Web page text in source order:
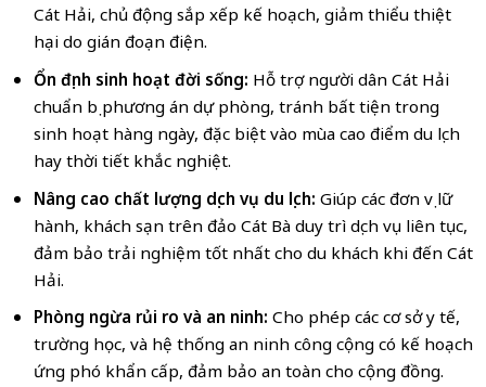
Cát Hải, chủ động sắp xếp kế hoạch, giảm thiểu thiệt
hại do gián đoạn điện.
Ổn định sinh hoạt đời sống: Hỗ trợ người dân Cát Hải
chuẩn bị phương án dự phòng, tránh bất tiện trong
sinh hoạt hàng ngày, đặc biệt vào mùa cao điểm du lịch
hay thời tiết khắc nghiệt.
Nâng cao chất lượng dịch vụ du lịch: Giúp các đơn vị lữ
hành, khách sạn trên đảo Cát Bà duy trì dịch vụ liên tục,
đảm bảo trải nghiệm tốt nhất cho du khách khi đến Cát
Hải.
Phòng ngừa rủi ro và an ninh: Cho phép các cơ sở y tế,
trường học, và hệ thống an ninh công cộng có kế hoạch
ứng phó khẩn cấp, đảm bảo an toàn cho cộng đồng.